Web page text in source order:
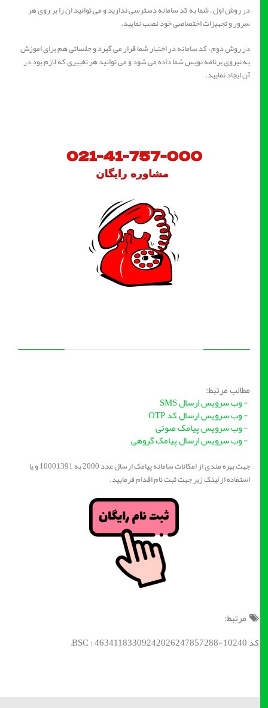
در روش اول ، شما به کد سامانه دسترسی ندارید و می توانید ان را بر روی هر
سرور و تجهیزات اختصاصی خود نصب نمایید.
در روش دوم ، کد سامانه در اختیار شما قرار می گیرد و جلساتی هم برای اموزش
به نیروی برنامه نویس شما داده می شود و می توانید هر تغییری که لازم بود در
آن ایجاد نمایید.
مطالب مرتبط:
- وب سرویس ارسال SMS
- وب سرویس ارسال کد OTP
- وب سرویس پیامک صوتی
- وب سرویس ارسال پیامک گروهی
جهت بهره مندی از امکانات سامانه پیامک ارسال عدد 2000 به 10001391 و یا
استفاده از لینک زیر جهت ثبت نام اقدام فرمایید.
مرتبط:
کد BSC : 46341183309242026247857288-10240;